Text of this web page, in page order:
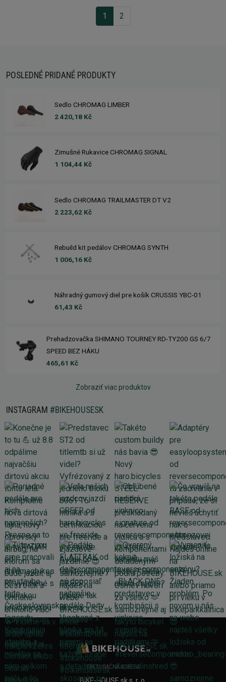
1 2
POSLEDNÉ PRIDANÉ PRODUKTY
Sedlo CHROMAG LIMBER
2 420,18 Kč
Zimušné Rukavice CHROMAG SIGNAL
1 104,44 Kč
Sedlo CHROMAG TRAILMASTER DT V2
2 223,62 Kč
Rebuild kit pedálov CHROMAG SYNTH
1 006,16 Kč
Náhradný gumový diel pre košík CRUSSIS YBC-01
61,43 Kč
Prehadzovačka SHIMANO TOURNEY RD-TY200 GS 6/7
SPEED BEZ HÁKU
465,61 Kč
Zobraziť viac produktov
INSTAGRAM #BIKEHOUSESK
FAKTURAČNÁ ADRESA